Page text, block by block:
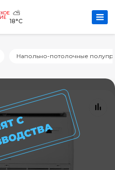
⛅
18°C
Напольно-потолочные